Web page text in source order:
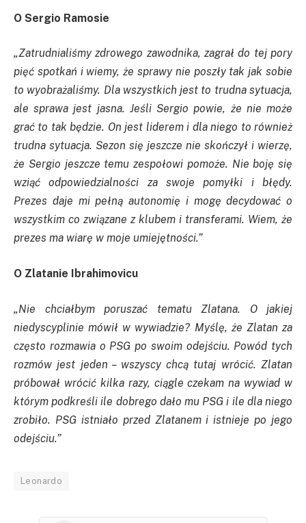
O Sergio Ramosie
„Zatrudnialiśmy zdrowego zawodnika, zagrał do tej pory
pięć spotkań i wiemy, że sprawy nie poszły tak jak sobie
to wyobrażaliśmy. Dla wszystkich jest to trudna sytuacja,
ale sprawa jest jasna. Jeśli Sergio powie, że nie może
grać to tak będzie. On jest liderem i dla niego to również
trudna sytuacja. Sezon się jeszcze nie skończył i wierzę,
że Sergio jeszcze temu zespołowi pomoże. Nie boję się
wziąć odpowiedzialności za swoje pomyłki i błędy.
Prezes daje mi pełną autonomię i mogę decydować o
wszystkim co związane z klubem i transferami. Wiem, że
prezes ma wiarę w moje umiejętności.”
O Zlatanie Ibrahimovicu
„Nie chciałbym poruszać tematu Zlatana. O jakiej
niedyscyplinie mówił w wywiadzie? Myślę, że Zlatan za
często rozmawia o PSG po swoim odejściu. Powód tych
rozmów jest jeden – wszyscy chcą tutaj wrócić. Zlatan
próbował wrócić kilka razy, ciągle czekam na wywiad w
którym podkreśli ile dobrego dało mu PSG i ile dla niego
zrobiło. PSG istniało przed Zlatanem i istnieje po jego
odejściu.”
Leonardo